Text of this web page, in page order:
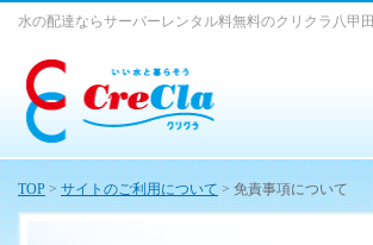
水の配達ならサーバーレンタル料無料のクリクラ八甲田
TOP > サイトのご利用について > 免責事項について